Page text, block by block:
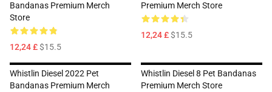
Bandanas Premium Merch
Store
12,24 £$15.5
Premium Merch Store
12,24 £$15.5
Whistlin Diesel 2022 Pet
Bandanas Premium Merch
Whistlin Diesel 8 Pet Bandanas
Premium Merch Store